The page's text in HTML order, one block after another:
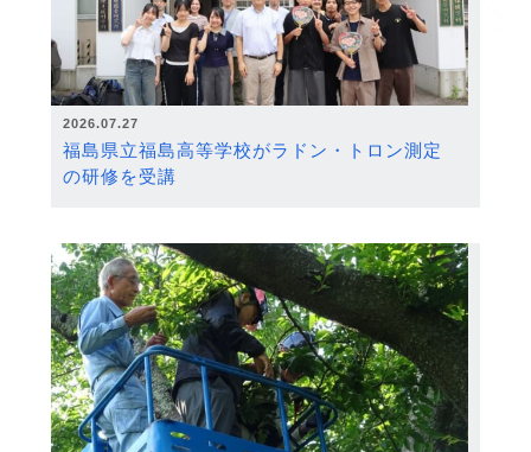
2026.07.27
福島県立福島高等学校がラドン・トロン測定
の研修を受講